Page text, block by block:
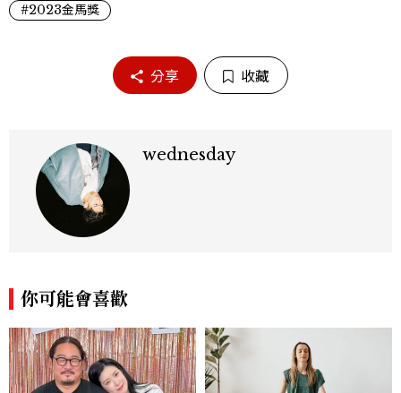
#2023金馬獎
分享 收藏
wednesday
你可能會喜歡